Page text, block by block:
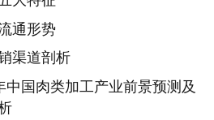
通形势
渠道剖析
国肉类加工产业前景预测及